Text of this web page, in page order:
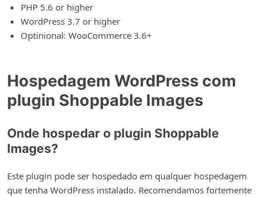
Hospedagem WordPress com
plugin Shoppable Images
Onde hospedar o plugin Shoppable
Images?
Este plugin pode ser hospedado em qualquer hospedagem
que tenha WordPress instalado. Recomendamos fortemente
PHP 5.6 or higher
WordPress 3.7 or higher
Optinional: WooCommerce 3.6+